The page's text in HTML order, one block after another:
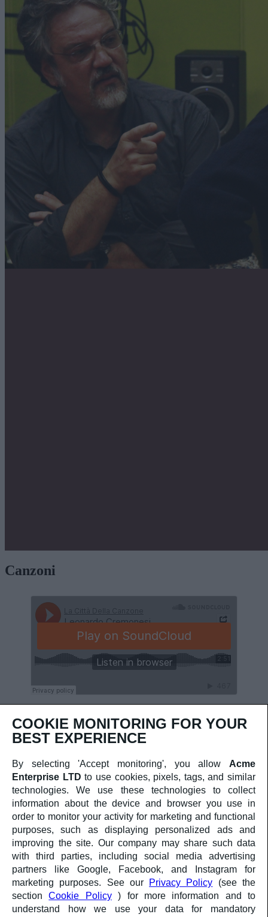
Canzoni
AMMINISTRAZIONE TRASPARENTE
PRIVACY
Comune
di
Cremona
Finanziato
dall'Unione europea
NextGenerationEU
Ministero
della
Cultura
Progetto finanziato dall’Unione Europea – Next
Generation EU
Programma Transizione Organismi Creativi e Culturali |
TOCC0002414
COOKIE MONITORING FOR YOUR
BEST EXPERIENCE
By selecting 'Accept monitoring', you allow
Acme
Enterprise LTD to use cookies, pixels, tags, and similar
technologies. We use these technologies to collect
information about the device and browser you use in
order to monitor your activity for marketing and functional
purposes, such as displaying personalized ads and
improving the site. Our company may share such data
with third parties, including social media advertising
partners like Google, Facebook, and Instagram for
marketing purposes. See our
Privacy Policy
(see the
section
Cookie Policy
) for more information and to
understand how we use your data for mandatory